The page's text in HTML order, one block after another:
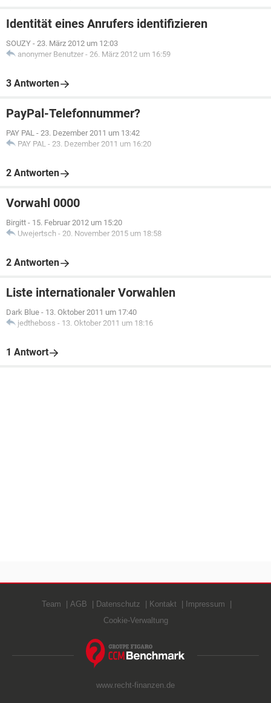
Identität eines Anrufers identifizieren
SOUZY - 23. März 2012 um 12:03
anonymer Benutzer - 26. März 2012 um 16:59
3 Antworten
PayPal-Telefonnummer?
PAY PAL - 23. Dezember 2011 um 13:42
PAY PAL - 23. Dezember 2011 um 16:20
2 Antworten
Vorwahl 0000
Birgitt - 15. Februar 2012 um 15:20
Uwejertsch - 20. November 2015 um 18:58
2 Antworten
Liste internationaler Vorwahlen
Dark Blue - 13. Oktober 2011 um 17:40
jedtheboss - 13. Oktober 2011 um 18:16
1 Antwort
Team AGB Datenschutz Kontakt
Impressum
Cookie-Verwaltung
www.recht-finanzen.de